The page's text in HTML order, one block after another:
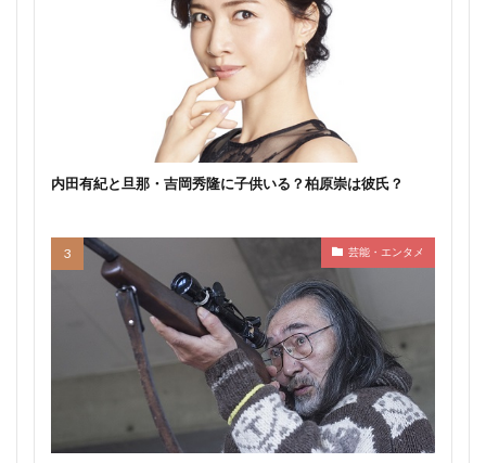
内田有紀と旦那・吉岡秀隆に子供いる？柏原崇は彼氏？
芸能・エンタメ